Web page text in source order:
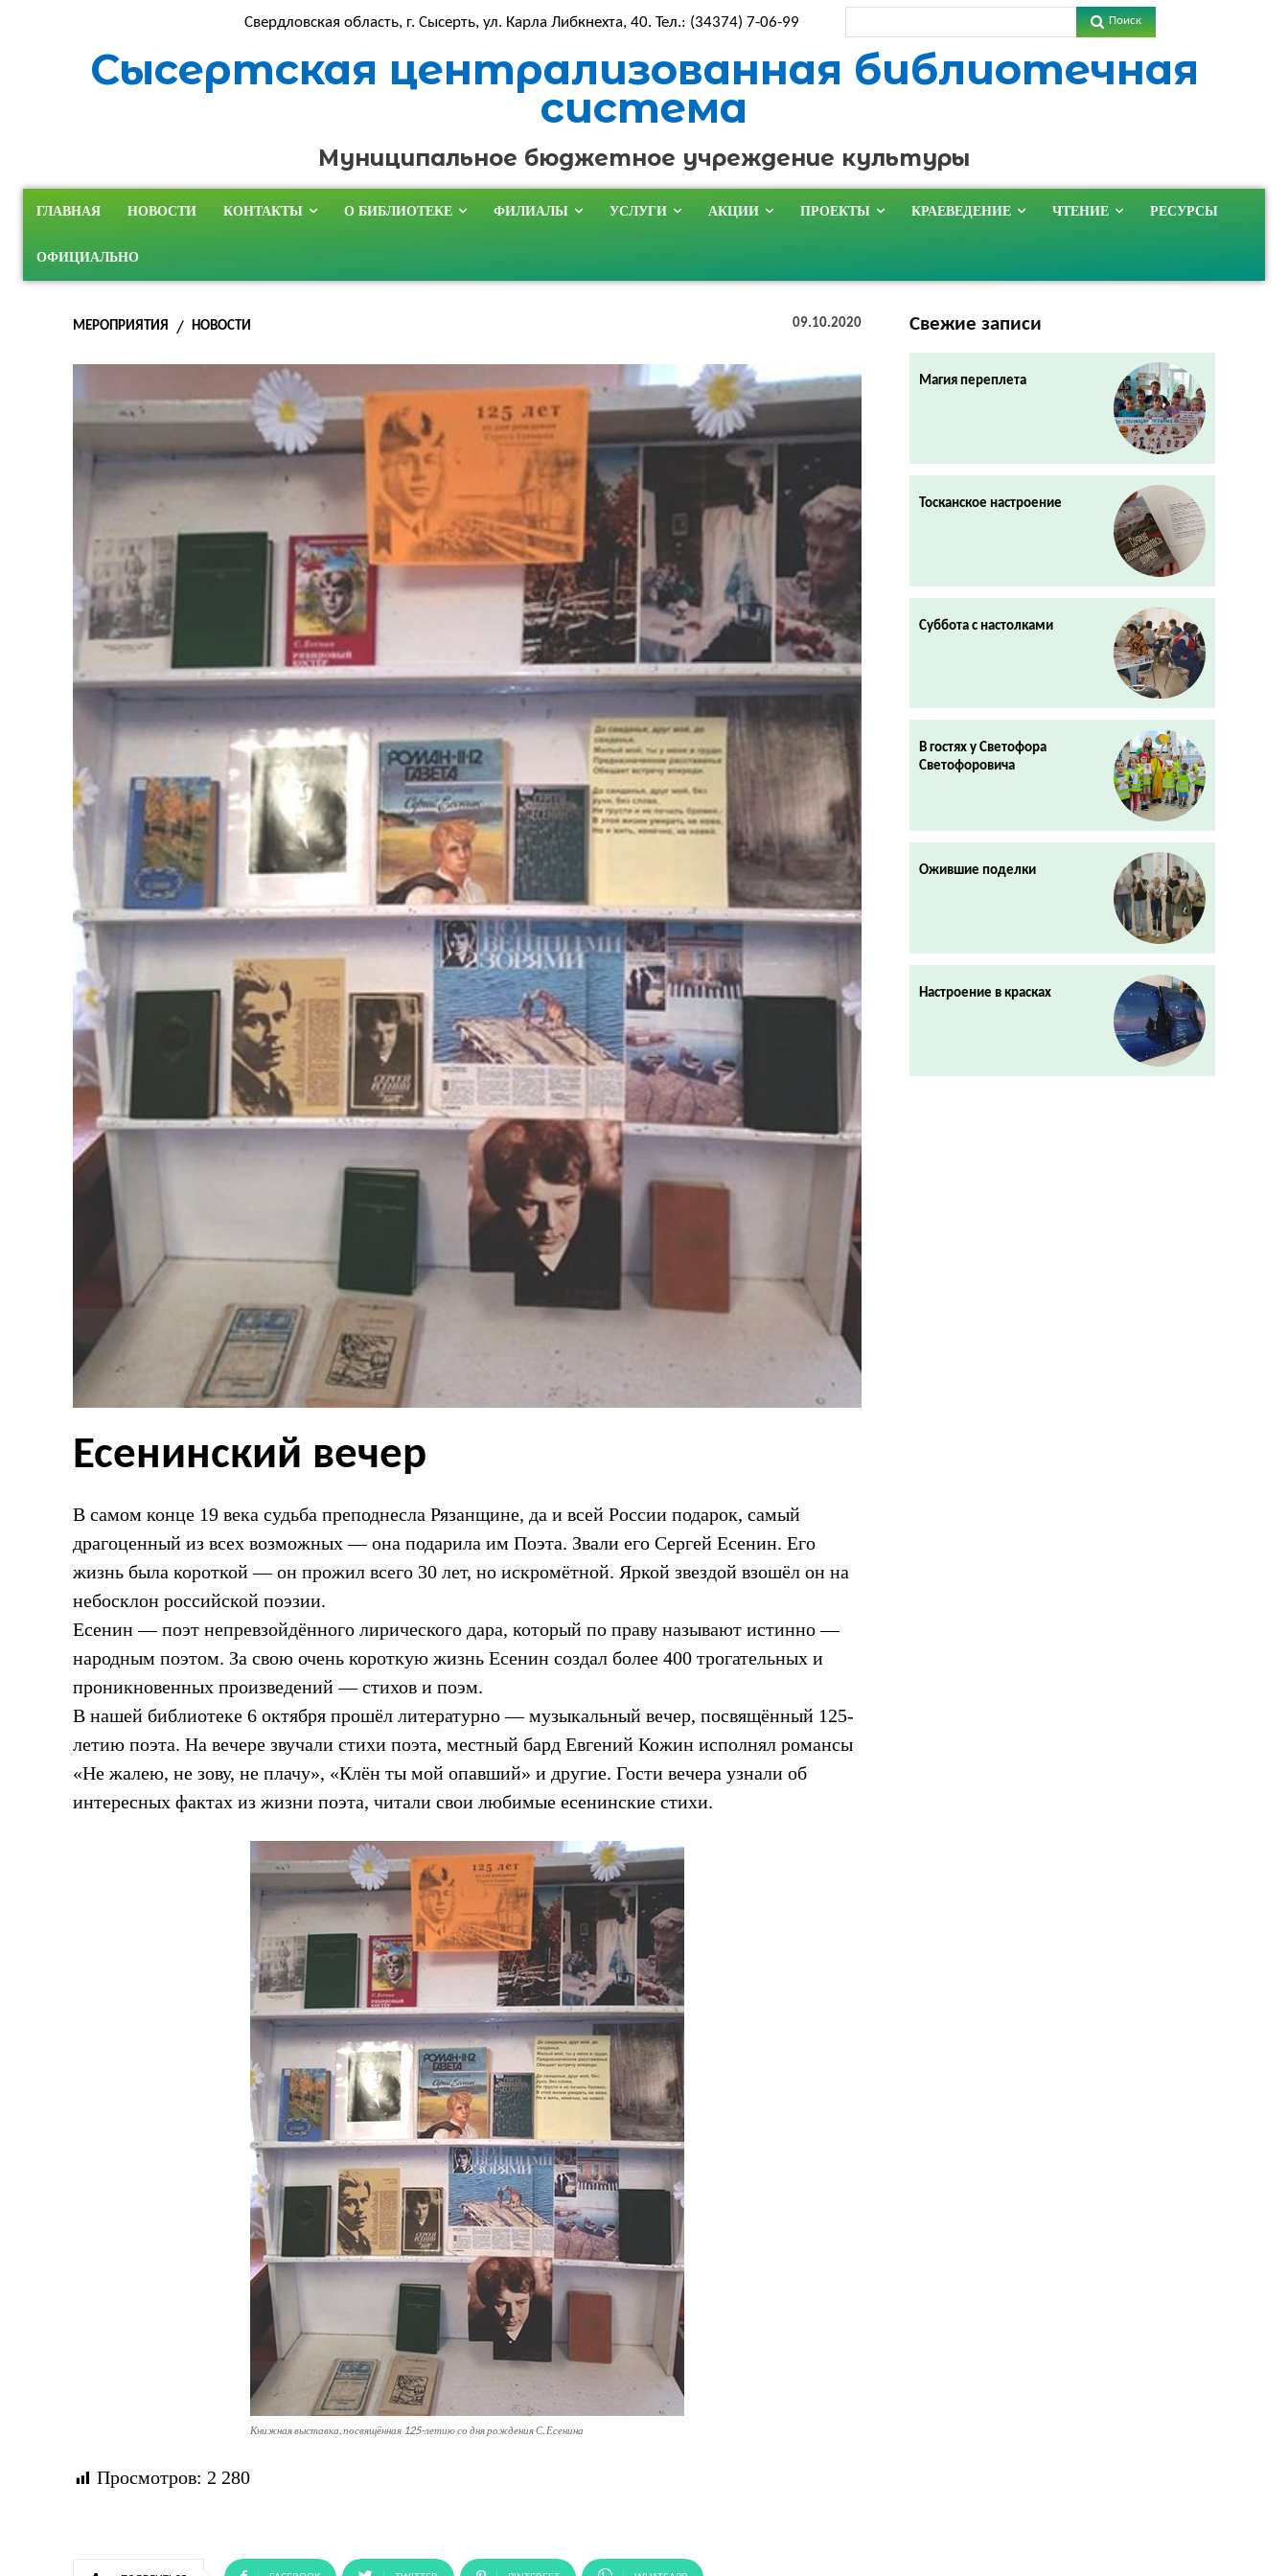
Свердловская область, г. Сысерть, ул. Карла Либкнехта, 40. Тел.: (34374) 7-06-99 Поиск
Сысертская централизованная библиотечная
система
Муниципальное бюджетное учреждение культуры
ГЛАВНАЯ НОВОСТИ КОНТАКТЫ О БИБЛИОТЕКЕ ФИЛИАЛЫ УСЛУГИ АКЦИИ ПРОЕКТЫ КРАЕВЕДЕНИЕ ЧТЕНИЕ РЕСУРСЫ
ОФИЦИАЛЬНО
МЕРОПРИЯТИЯ НОВОСТИ 09.10.2020
Есенинский вечер
В самом конце 19 века судьба преподнесла Рязанщине, да и всей России подарок, самый
драгоценный из всех возможных — она подарила им Поэта. Звали его Сергей Есенин. Его
жизнь была короткой — он прожил всего 30 лет, но искромётной. Яркой звездой взошёл он на
небосклон российской поэзии.
Есенин — поэт непревзойдённого лирического дара, который по праву называют истинно —
народным поэтом. За свою очень короткую жизнь Есенин создал более 400 трогательных и
проникновенных произведений — стихов и поэм.
В нашей библиотеке 6 октября прошёл литературно — музыкальный вечер, посвящённый 125-
летию поэта. На вечере звучали стихи поэта, местный бард Евгений Кожин исполнял романсы
«Не жалею, не зову, не плачу», «Клён ты мой опавший» и другие. Гости вечера узнали об
интересных фактах из жизни поэта, читали свои любимые есенинские стихи.
Книжная выставка, посвящённая 125-летию со дня рождения С. Есенина
Просмотров: 2 280
Свежие записи
Магия переплета
Тосканское настроение
Суббота с настолками
В гостях у Светофора
Светофоровича
Ожившие поделки
Настроение в красках